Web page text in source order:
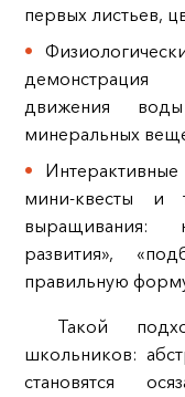
первых листьев,
демонстрация
движения
минеральных
мини‑квесты и
выращивания:
развития»,
правильную
Такой
школьников:
становятся